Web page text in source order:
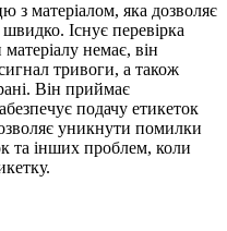
з матеріалом, яка дозволяє
Існує перевірка
немає, він
тривоги, а також
Він приймає
подачу етикеток
уникнути помилки
та інших проблем, коли